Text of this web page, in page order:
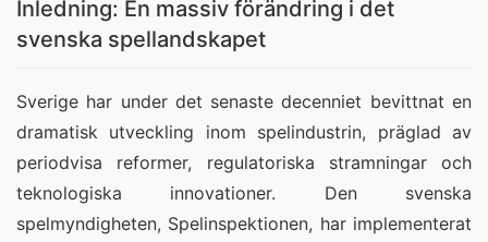
Inledning: En massiv förändring i det
svenska spellandskapet
Sverige har under det senaste decenniet bevittnat en
dramatisk utveckling inom spelindustrin, präglad av
periodvisa reformer, regulatoriska stramningar och
teknologiska innovationer. Den svenska
spelmyndigheten, Spelinspektionen, har implementerat